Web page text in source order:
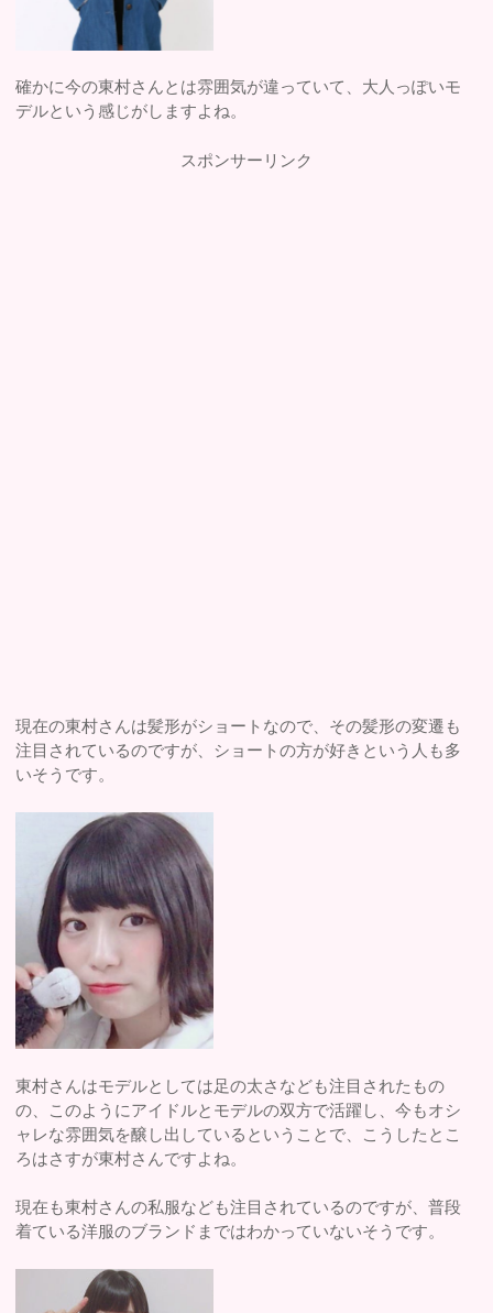
確かに今の東村さんとは雰囲気が違っていて、大人っぽいモ
デルという感じがしますよね。
スポンサーリンク
現在の東村さんは髪形がショートなので、その髪形の変遷も
注目されているのですが、ショートの方が好きという人も多
いそうです。
東村さんはモデルとしては足の太さなども注目されたもの
の、このようにアイドルとモデルの双方で活躍し、今もオシ
ャレな雰囲気を醸し出しているということで、こうしたとこ
ろはさすが東村さんですよね。
現在も東村さんの私服なども注目されているのですが、普段
着ている洋服のブランドまではわかっていないそうです。